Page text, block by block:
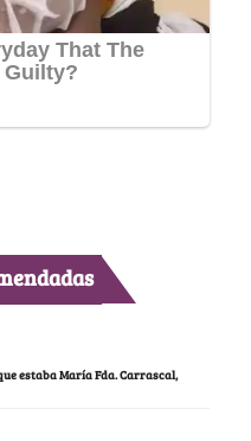
estaba María Fda. Carrascal,